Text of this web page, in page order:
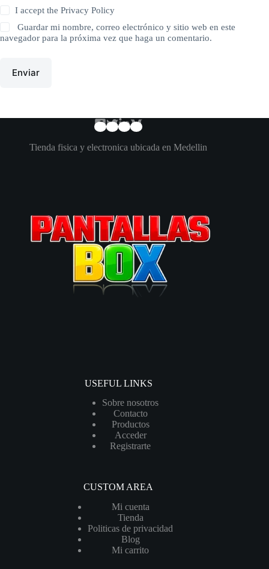
I accept thePrivacy Policy
Guardar mi nombre, correo electrónico y sitio web en este
navegador para la próxima vez que haga un comentario.
Enviar
Tienda fisica y electronica ubicada en Medellin
USEFUL LINKS
Sobre nosotros
Contacto
Productos
Acceder
Registrarte
CUSTOM AREA
Mi cuenta
Tienda
Politicas de privacidad
Blog
Mi carrito